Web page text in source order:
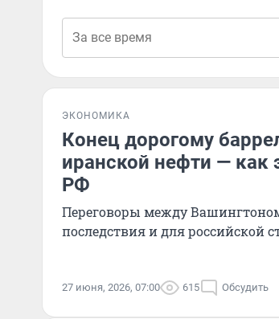
ЭКОНОМИКА
Конец дорогому
иранской нефти — как
РФ
Переговоры между
последствия и для российской
27 июня, 2026, 07:00 615 Обсудить